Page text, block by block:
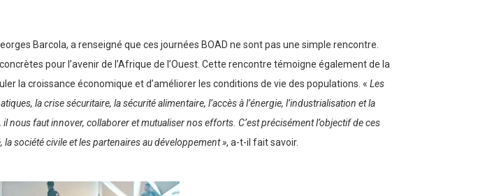
Barcola, a renseigné que ces journées BOAD ne sont pas une simple rencontre.
pour l’avenir de l’Afrique de l’Ouest. Cette rencontre témoigne également de la
la croissance économique et d’améliorer les conditions de vie des populations. « Les
la crise sécuritaire, la sécurité alimentaire, l’accès à l’énergie, l’industrialisation et la
faut innover, collaborer et mutualiser nos efforts. C’est précisément l’objectif de ces
société civile et les partenaires au développement », a-t-il fait savoir.